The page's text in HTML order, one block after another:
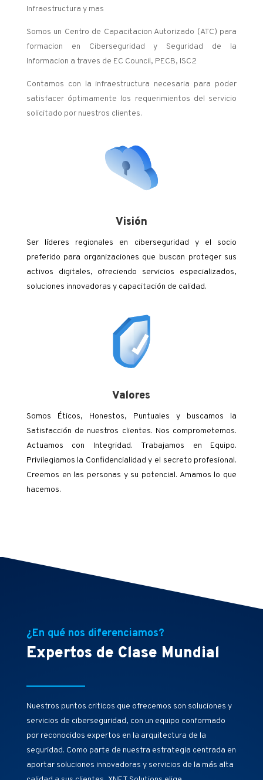
Infraestructura y mas
Somos un Centro de Capacitacion Autorizado (ATC) para
formacion en Ciberseguridad y Seguridad de la
Informacion a traves de EC Council, PECB, ISC2
Contamos con la infraestructura necesaria para poder
satisfacer óptimamente los requerimientos del servicio
solicitado por nuestros clientes.
Visión
Ser líderes regionales en ciberseguridad y el socio
preferido para organizaciones que buscan proteger sus
activos digitales, ofreciendo servicios especializados,
soluciones innovadoras y capacitación de calidad.
Valores
Somos Éticos, Honestos, Puntuales y buscamos la
Satisfacción de nuestros clientes. Nos comprometemos.
Actuamos con Integridad. Trabajamos en Equipo.
Privilegiamos la Confidencialidad y el secreto profesional.
Creemos en las personas y su potencial. Amamos lo que
hacemos.
¿En qué nos diferenciamos?
Expertos de Clase Mundial
Nuestros puntos criticos que ofrecemos son soluciones y
servicios de ciberseguridad, con un equipo conformado
por reconocidos expertos en la arquitectura de la
seguridad. Como parte de nuestra estrategia centrada en
aportar soluciones innovadoras y servicios de la más alta